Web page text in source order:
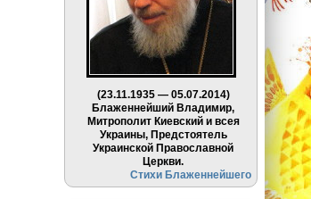
(23.11.1935 — 05.07.2014)
Блаженнейший Владимир,
Митрополит Киевский и всея
Украины, Предстоятель
Украинской Православной
Церкви.
Стихи Блаженнейшего